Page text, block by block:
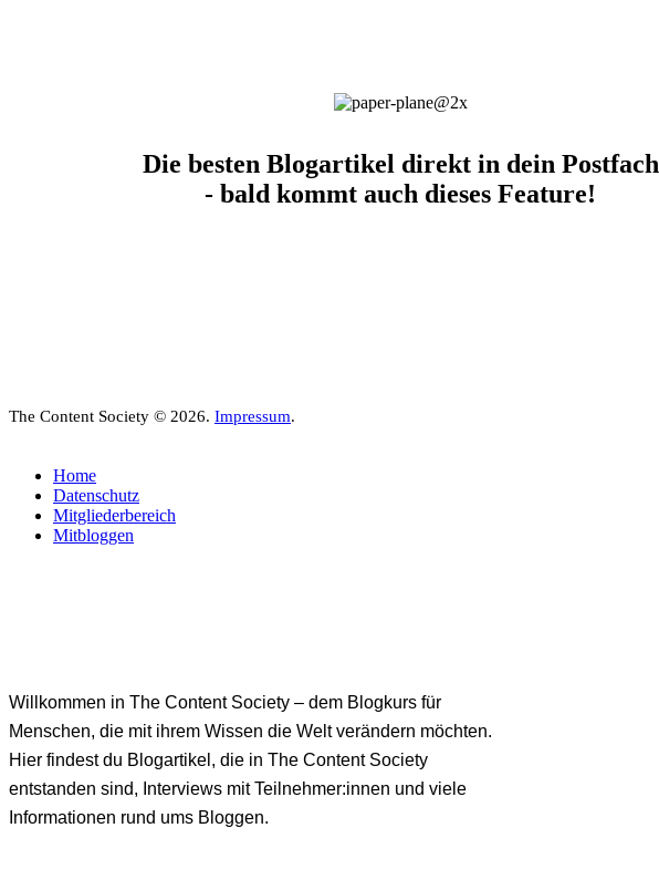
Die besten Blogartikel direkt in dein Postfach
- bald kommt auch dieses Feature!
The Content Society © 2026. Impressum.
Home
Datenschutz
Mitgliederbereich
Mitbloggen
Willkommen in The Content Society – dem Blogkurs für
Menschen, die mit ihrem Wissen die Welt verändern möchten.
Hier findest du Blogartikel, die in The Content Society
entstanden sind, Interviews mit Teilnehmer:innen und viele
Informationen rund ums Bloggen.